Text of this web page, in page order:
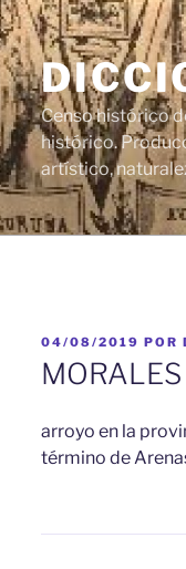
Censo histórico
histórico.
artístico,
PUBLICADO
EL
04/08/2019 POR
MORALES
arroyo en la
término de